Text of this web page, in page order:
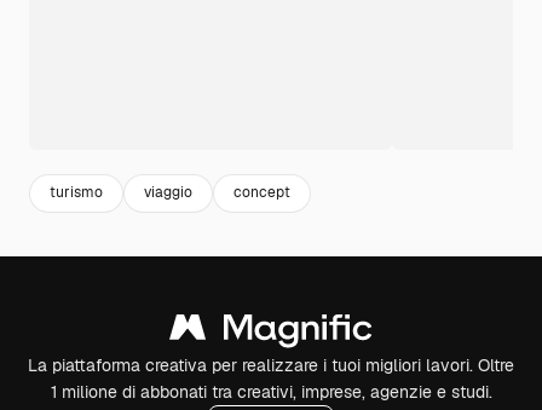
turismo viaggio concept
La piattaforma creativa per realizzare i tuoi migliori lavori. Oltre
1 milione di abbonati tra creativi, imprese, agenzie e studi.